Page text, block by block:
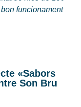
funcionament
«Sabors
Son Bru